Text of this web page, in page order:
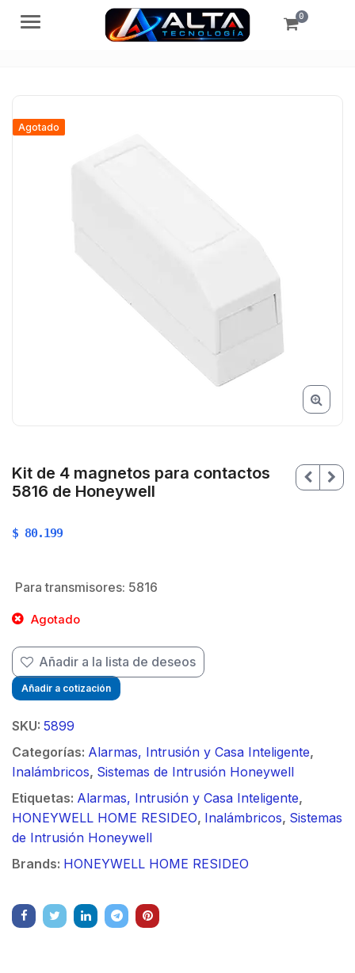
Menú 0
Agotado
Kit de 4 magnetos para contactos
5816 de Honeywell
$ 80.199
Para transmisores: 5816
Agotado
Añadir a la lista de deseos
Añadir a cotización
SKU: 5899
Categorías: Alarmas, Intrusión y Casa Inteligente,
Inalámbricos, Sistemas de Intrusión Honeywell
Etiquetas: Alarmas, Intrusión y Casa Inteligente,
HONEYWELL HOME RESIDEO, Inalámbricos, Sistemas
de Intrusión Honeywell
Brands: HONEYWELL HOME RESIDEO